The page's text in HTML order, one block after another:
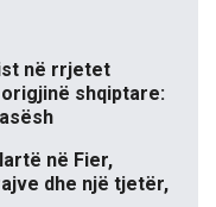
në rrjetet
shqiptare:
në Fier,
dhe një tjetër,